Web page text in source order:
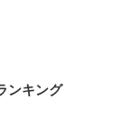
ンキング